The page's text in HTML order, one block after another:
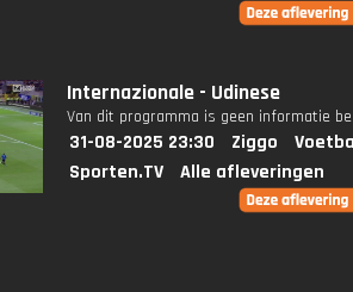
Internazionale - Udinese
Van dit programma is geen informatie
31-08-2025 23:30 Ziggo
Sporten.TV
Alle afleveringen